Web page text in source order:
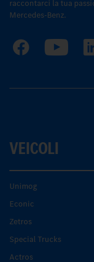
raccontarci la tua
Mercedes-Benz.
VEICOLI
Unimog
Econic
Zetros
Special Trucks
Actros